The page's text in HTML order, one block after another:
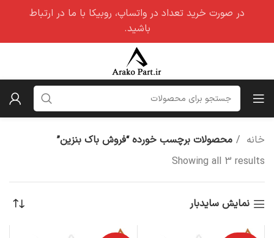
خانه
محصولات برچسب خورده “فروش باک بنزین”
Showing all 3 results
نمایش سایدبار
در صورت خرید تعداد در واتساپ، روبیکا با ما در ارتباط
باشید.